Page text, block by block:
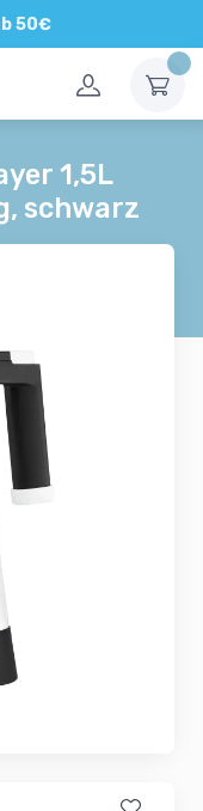
50€
1,5L
schwarz